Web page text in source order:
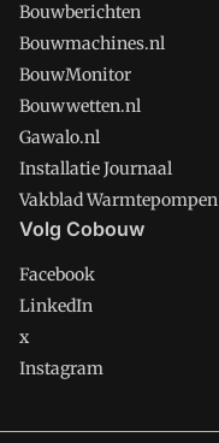
Bouwberichten
Bouwmachines.nl
BouwMonitor
Bouwwetten.nl
Gawalo.nl
Installatie Journaal
Vakblad Warmtepompen
Volg Cobouw
Facebook
LinkedIn
x
Instagram